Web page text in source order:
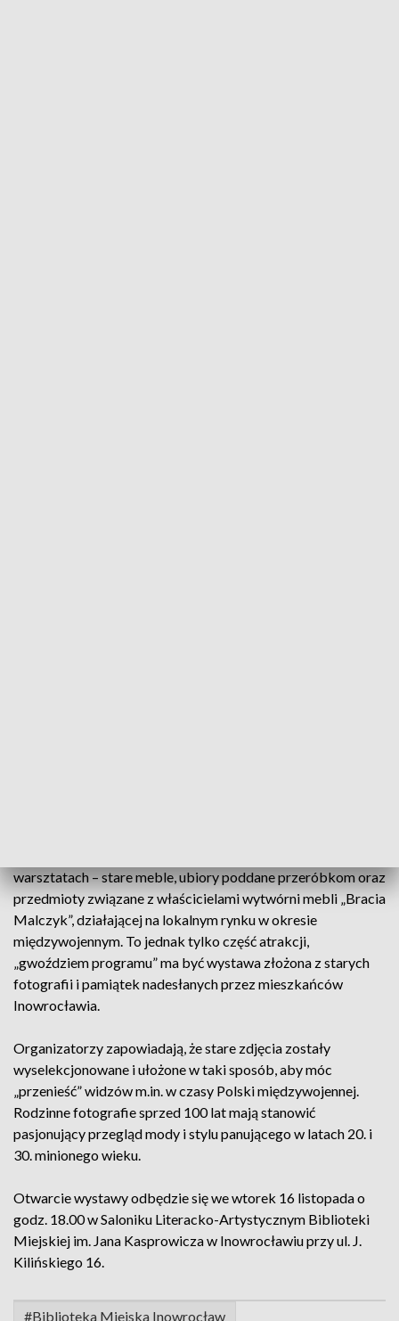
warsztatach – stare meble, ubiory poddane przeróbkom oraz
przedmioty związane z właścicielami wytwórni mebli „Bracia
Malczyk”, działającej na lokalnym rynku w okresie
międzywojennym. To jednak tylko część atrakcji,
„gwoździem programu” ma być wystawa złożona z starych
fotografii i pamiątek nadesłanych przez mieszkańców
Inowrocławia.
Organizatorzy zapowiadają, że stare zdjęcia zostały
wyselekcjonowane i ułożone w taki sposób, aby móc
„przenieść” widzów m.in. w czasy Polski międzywojennej.
Rodzinne fotografie sprzed 100 lat mają stanowić
pasjonujący przegląd mody i stylu panującego w latach 20. i
30. minionego wieku.
Otwarcie wystawy odbędzie się we wtorek 16 listopada o
godz. 18.00 w Saloniku Literacko-Artystycznym Biblioteki
Miejskiej im. Jana Kasprowicza w Inowrocławiu przy ul. J.
Kilińskiego 16.
#Biblioteka Miejska Inowrocław